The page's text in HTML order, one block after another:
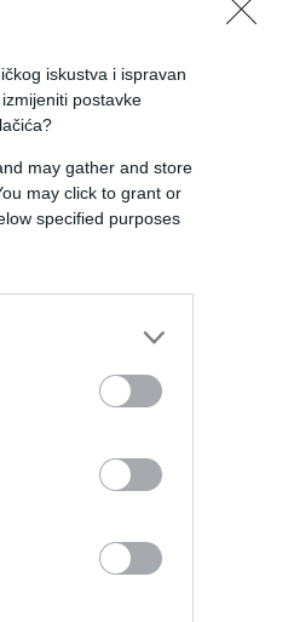
iskustva i ispravan
postavke
may gather and store
may click to grant or
specified purposes
1
i
2